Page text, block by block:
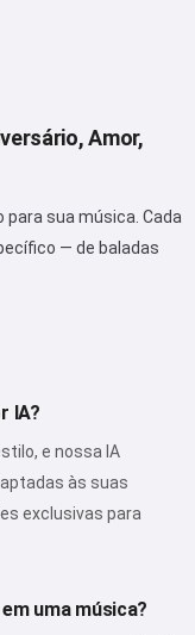
Amor,
sua música. Cada
— de baladas
IA?
e nossa IA
às suas
exclusivas para
uma música?